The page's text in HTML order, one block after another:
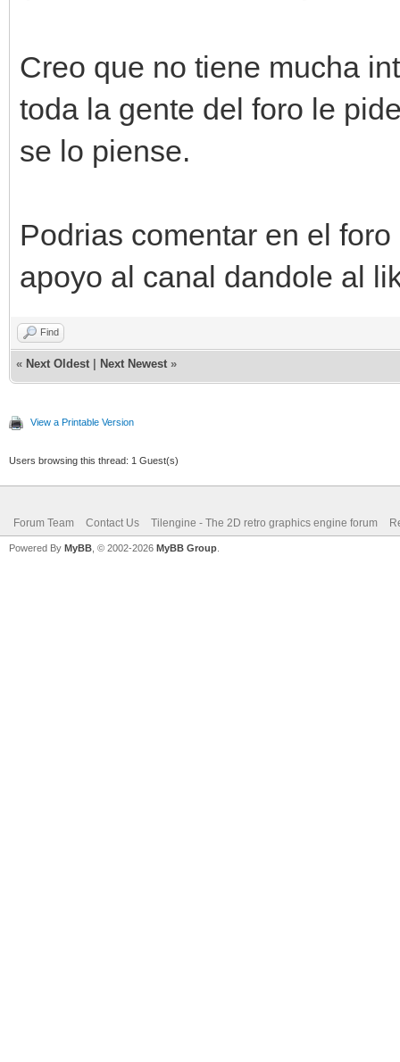
Creo que no tiene mucha
toda la gente del foro le
se lo piense.
Podrias comentar en el
apoyo al canal dandole al
Find
« Next Oldest Next Newest »
View a Printable Version
Users browsing this thread: 1 Guest(s)
Forum Team Contact Us Tilengine - The 2D retro graphics engine forum
Powered By MyBB , © 2002-2026 MyBB Group